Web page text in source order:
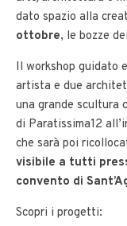
dato spazio alla
ottobre, le bozze
Il workshop guidato
artista e due
una grande scultura
di Paratissima12
che sarà poi
visibile a tutti
convento di
Scopri i progetti: